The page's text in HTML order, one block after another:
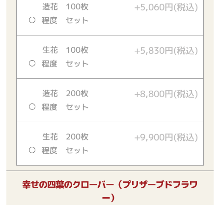
造花 100枚
程度 セット
+5,060円(税込)
生花 100枚
程度 セット
+5,830円(税込)
造花 200枚
程度 セット
+8,800円(税込)
生花 200枚
程度 セット
+9,900円(税込)
幸せの四葉のクローバー（プリザーブドフラワ
ー）